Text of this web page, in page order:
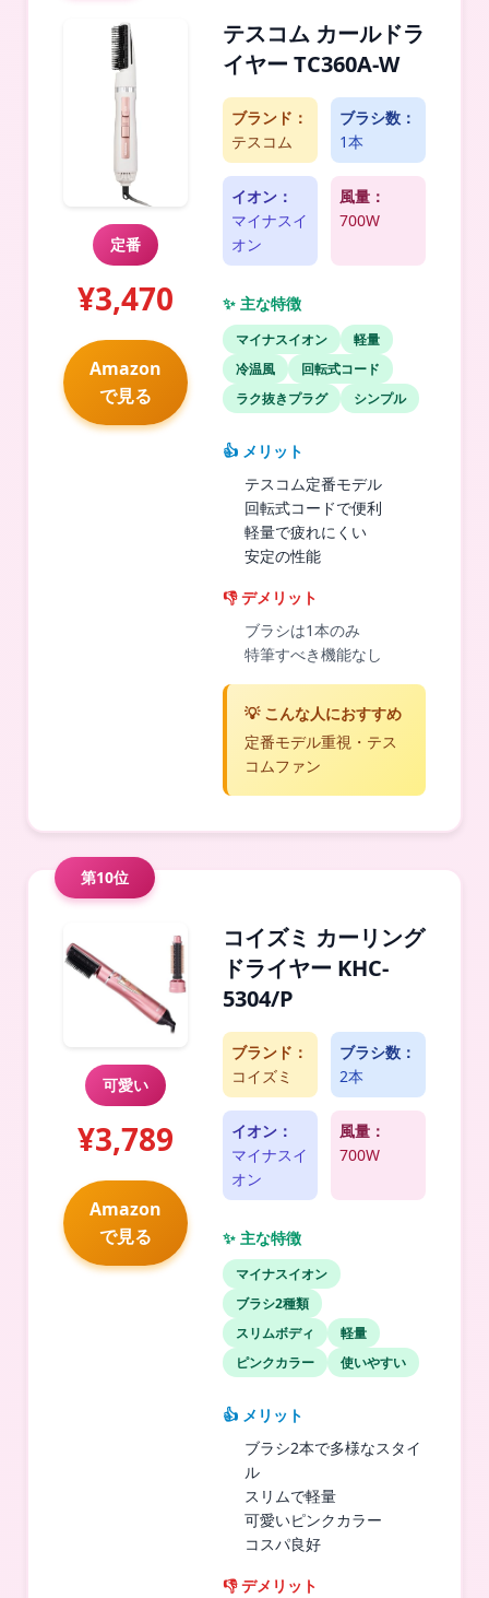
定番
¥3,470
Amazon
で見る
テスコム カールドラ
イヤー TC360A-W
ブランド：
テスコム
ブラシ数：
1本
イオン：
マイナスイ
オン
風量：
700W
✨ 主な特徴
マイナスイオン
軽量
冷温風
回転式コード
ラク抜きプラグ
シンプル
👍 メリット
テスコム定番モデル
回転式コードで便利
軽量で疲れにくい
安定の性能
👎 デメリット
ブラシは1本のみ
特筆すべき機能なし
💡 こんな人におすすめ
定番モデル重視・テス
コムファン
第10位
可愛い
¥3,789
Amazon
で見る
コイズミ カーリング
ドライヤー KHC-
5304/P
ブランド：
コイズミ
ブラシ数：
2本
イオン：
マイナスイ
オン
風量：
700W
✨ 主な特徴
マイナスイオン
ブラシ2種類
スリムボディ
軽量
ピンクカラー
使いやすい
👍 メリット
ブラシ2本で多様なスタイ
ル
スリムで軽量
可愛いピンクカラー
コスパ良好
👎 デメリット